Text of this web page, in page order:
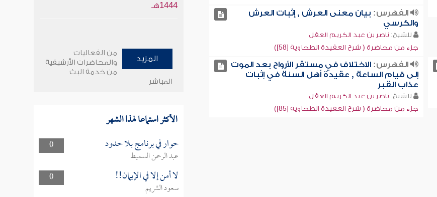
الفهرس: بيان معنى العرش , إثبات العرش
والكرسي
للشيخ: ناصر بن عبد الكريم العقل
جزء من محاضرة ( شرح العقيدة الطحاوية [58])
الفهرس: الاختلاف في مستقر الأرواح بعد الموت
إلى قيام الساعة , عقيدة أهل السنة في إثبات
عذاب القبر
للشيخ: ناصر بن عبد الكريم العقل
جزء من محاضرة ( شرح العقيدة الطحاوية [85])
1444هـ
المزيد
من الفعاليات
والمحاضرات الأرشيفية
من خدمة البث
المباشر
الأكثر استماعا لهذا الشهر
0 حوار في برنامج بلا حدود
عبد الرحمن السميط
0
لا أمن إلا في الإيمان!!
سعود الشريم